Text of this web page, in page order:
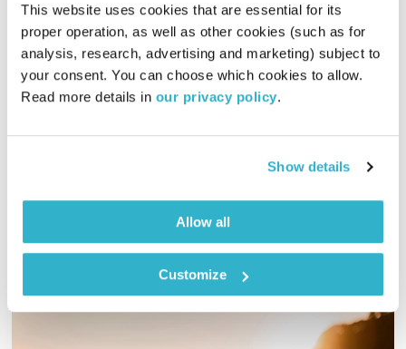
This website uses cookies that are essential for its
proper operation, as well as other cookies (such as for
analysis, research, advertising and marketing) subject to
your consent. You can choose which cookies to allow.
Read more details in our privacy policy.
Show details
Allow all
Customize
עולם קטן – יותם אגם באולפן
עולם קטן
אורי בנקהלטר
אודיו